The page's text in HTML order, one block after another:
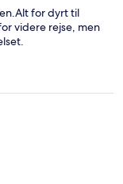
for dyrt til
videre rejse, men